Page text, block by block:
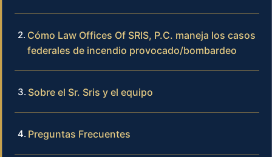
Cómo Law Offices Of SRIS, P.C. maneja los casos
federales de incendio provocado/bombardeo
Sobre el Sr. Sris y el equipo
Preguntas Frecuentes